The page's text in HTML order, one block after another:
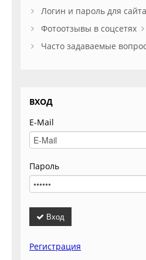
Логин и пароль для
Фотоотзывы в соцсетях
Часто задаваемые
ВХОД
E-Mail
Пароль
Вход
Регистрация